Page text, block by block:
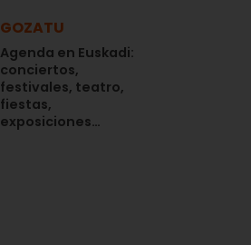
GOZATU
Agenda en Euskadi:
conciertos,
festivales, teatro,
fiestas,
exposiciones…